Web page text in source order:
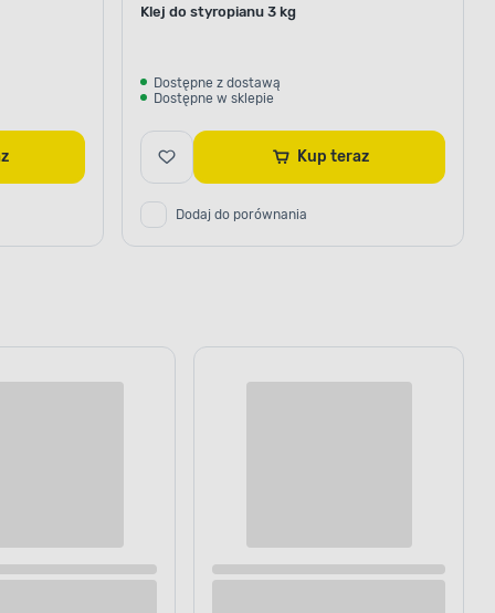
Klej do styropianu 3 kg
Dostępne z dostawą
Dostępne w sklepie
Kup teraz
Dodaj do porównania